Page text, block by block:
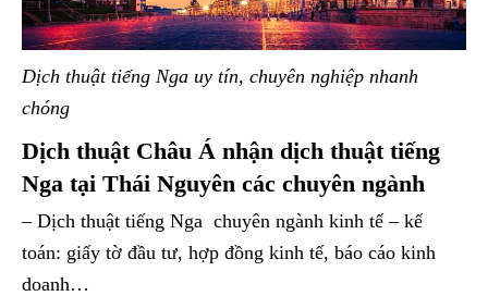
Dịch thuật tiếng Nga uy tín, chuyên nghiệp nhanh
chóng
Dịch thuật Châu Á nhận dịch thuật tiếng
Nga tại Thái Nguyên các chuyên ngành
– Dịch thuật tiếng Nga chuyên ngành kinh tế – kế
toán: giấy tờ đầu tư, hợp đồng kinh tế, báo cáo kinh
doanh…